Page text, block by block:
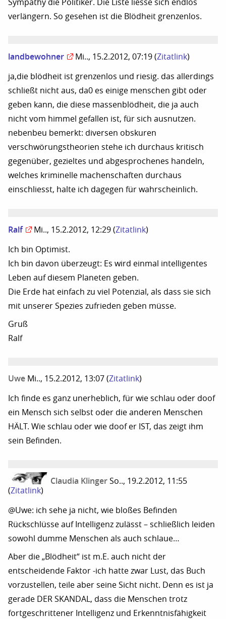
Sympathy die Politiker. Die Liste liesse sich endlos
verlängern. So gesehen ist die Blödheit grenzenlos.
landbewohner Mi.., 15.2.2012, 07:19 (Zitatlink)
ja,die blödheit ist grenzenlos und riesig. das allerdings
schließt nicht aus, da0 es einige menschen gibt oder
geben kann, die diese massenblödheit, die ja auch
nicht vom himmel gefallen ist, für sich ausnutzen.
nebenbeu bemerkt: diversen obskuren
verschwörungstheorien stehe ich durchaus kritisch
gegenüber, gezieltes und abgesprochenes handeln,
welches kriminelle machenschaften durchaus
einschliesst, halte ich dagegen für wahrscheinlich.
Ralf Mi.., 15.2.2012, 12:29 (Zitatlink)
Ich bin Optimist.
Ich bin davon überzeugt: Es wird einmal intelligentes
Leben auf diesem Planeten geben.
Die Erde hat einfach zu viel Potenzial, als dass sie sich
mit unserer Spezies zufrieden geben müsse.
Gruß
Ralf
Uwe Mi.., 15.2.2012, 13:07 (Zitatlink)
Ich finde es ganz unerheblich, für wie schlau oder doof
ein Mensch sich selbst oder die anderen Menschen
HÄLT. Wie schlau oder wie doof er IST, das zeigt ihm
sein Befinden.
Claudia Klinger So.., 19.2.2012, 11:55
(Zitatlink)
@Uwe: ich sehe ja nicht, wie bloßes Befinden
Rückschlüsse auf Intelligenz zulässt – schließlich leiden
sowohl dumme Menschen als auch schlaue…
Aber die „Blödheit“ ist m.E. auch nicht der
entscheidende Faktor -ich hatte zwar Lust, das Buch
vorzustellen, teile aber seine Sicht nicht. Denn es ist ja
gerade DER SKANDAL, dass die Menschen trotz
fortgeschrittener Intelligenz und Erkenntnisfähigkeit